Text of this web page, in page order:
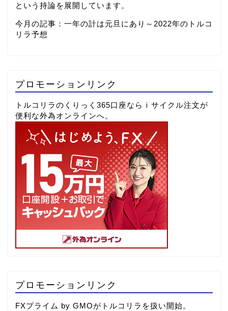
という持論を展開しています。
今月の記事： 一年の計は元旦にあり～2022年のトルコ
リラ予想
プロモーションリンク
トルコリラのくりっく365口座ならⅰサイクル注文が
便利な外為オンラインへ。
プロモーションリンク
FXプライム by GMOがトルコリラを扱い開始。